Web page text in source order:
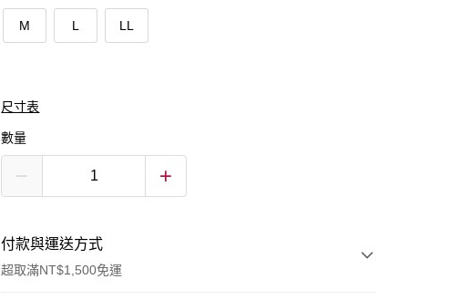
M L LL
尺寸表
數量
付款與運送方式
超取滿NT$1,500免運